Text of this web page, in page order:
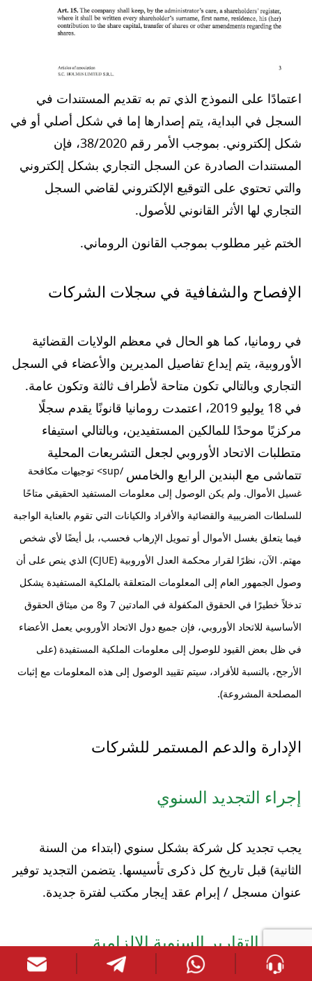
اعتمادًا على النموذج الذي تم به تقديم المستندات في
السجل في البداية، يتم إصدارها إما في شكل أصلي أو في
شكل إلكتروني. بموجب الأمر رقم 38/2020، فإن
المستندات الصادرة عن السجل التجاري بشكل إلكتروني
والتي تحتوي على التوقيع الإلكتروني لقاضي السجل
التجاري لها الأثر القانوني للأصول.
الختم غير مطلوب بموجب القانون الروماني.
الإفصاح والشفافية في سجلات الشركات
في رومانيا، كما هو الحال في معظم الولايات القضائية
الأوروبية، يتم إيداع تفاصيل المديرين والأعضاء في السجل
التجاري وبالتالي تكون متاحة لأطراف ثالثة وتكون عامة.
في 18 يوليو 2019، اعتمدت رومانيا قانونًا يقدم سجلًا
مركزيًا موحدًا للمالكين المستفيدين، وبالتالي استيفاء
متطلبات الاتحاد الأوروبي لجعل التشريعات المحلية
تتماشى مع البندين الرابع والخامس
/sup> توجيهات مكافحة
غسيل الأموال. ولم يكن الوصول إلى معلومات المستفيد الحقيقي متاحًا
للسلطات الضريبية والقضائية والأفراد والكيانات التي تقوم بالعناية الواجبة
فيما يتعلق بغسل الأموال أو تمويل الإرهاب فحسب، بل أيضًا لأي شخص
مهتم. الآن، نظرًا لقرار محكمة العدل الأوروبية (CJUE) الذي ينص على أن
وصول الجمهور العام إلى المعلومات المتعلقة بالملكية المستفيدة يشكل
تدخلاً خطيرًا في الحقوق المكفولة في المادتين 7 و8 من ميثاق الحقوق
الأساسية للاتحاد الأوروبي، فإن جميع دول الاتحاد الأوروبي يعمل الأعضاء
في ظل بعض القيود للوصول إلى معلومات الملكية المستفيدة (على
الأرجح، بالنسبة للأفراد، سيتم تقييد الوصول إلى هذه المعلومات مع إثبات
المصلحة المشروعة).
الإدارة والدعم المستمر للشركات
إجراء التجديد السنوي
يجب تجديد كل شركة بشكل سنوي (ابتداء من السنة
الثانية) قبل تاريخ كل ذكرى تأسيسها. يتضمن التجديد توفير
عنوان مسجل / إبرام عقد إيجار مكتب لفترة جديدة.
تقديم التقارير السنوية الإلزامية